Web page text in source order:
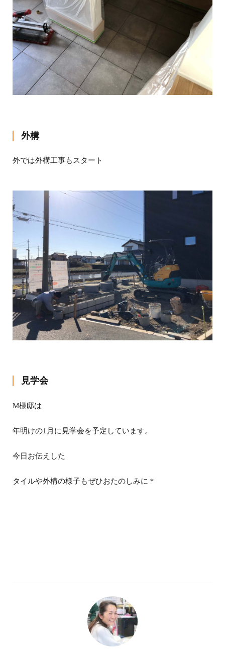
外構
外では外構工事もスタート
見学会
M様邸は
年明けの1月に見学会を予定しています。
今日お伝えした
タイルや外構の様子もぜひおたのしみに＊